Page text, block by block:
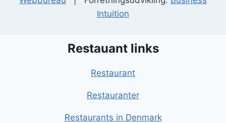
Intuition
Restauant links
Restaurant
Restauranter
Restaurants in Denmark